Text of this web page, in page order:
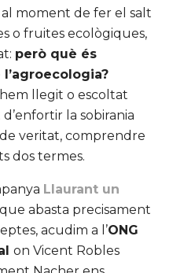
moment de fer el salt
o fruites ecològiques,
però què és
llegit o escoltat
la sobirania
veritat, comprendre
dos termes.
Llaurant un
abasta precisament
acudim a l’ONG
on Vicent Robles